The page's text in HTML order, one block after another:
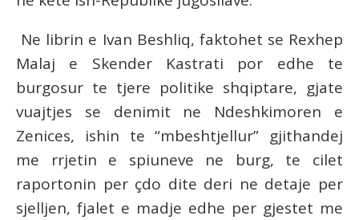
Ne librin e Ivan Beshliq, faktohet se Rexhep
Malaj e Skender Kastrati por edhe te
burgosur te tjere politike shqiptare, gjate
vuajtjes se denimit ne Ndeshkimoren e
Zenices, ishin te “mbeshtjellur” gjithandej
me rrjetin e spiuneve ne burg, te cilet
raportonin per çdo dite deri ne detaje per
sjelljen, fjalet e madje edhe per gjestet me